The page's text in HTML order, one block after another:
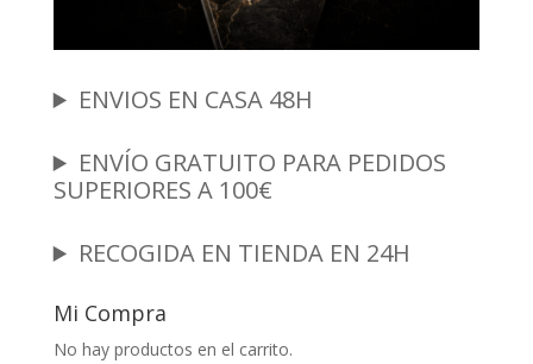
ENVIOS EN CASA 48H
ENVÍO GRATUITO PARA PEDIDOS
SUPERIORES A 100€
RECOGIDA EN TIENDA EN 24H
Mi Compra
No hay productos en el carrito.